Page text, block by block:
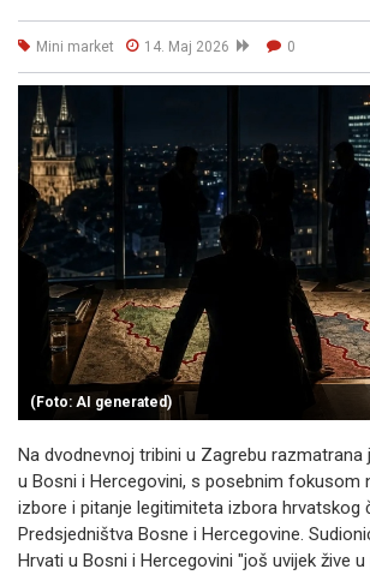
Mini market 14. Maj 2026 0
(Foto: AI generated)
Na dvodnevnoj tribini u Zagrebu razmatrana
u Bosni i Hercegovini, s posebnim fokusom
izbore i pitanje legitimiteta izbora hrvatskog
Predsjedništva Bosne i Hercegovine.
Hrvati u Bosni i Hercegovini "još uvijek žive